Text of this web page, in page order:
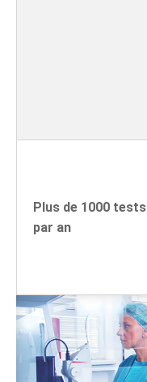
Plus de 1000
par an